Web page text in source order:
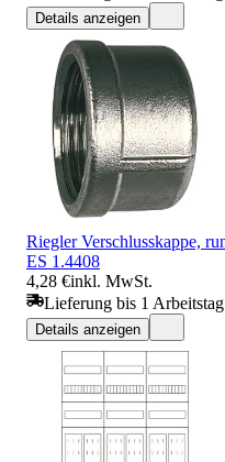
Details anzeigen
Riegler Verschlusskappe,
ES 1.4408
4,28 €inkl. MwSt.
Lieferung bis 1 Arbeitstag
Details anzeigen